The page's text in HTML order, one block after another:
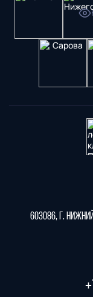
603086, г.